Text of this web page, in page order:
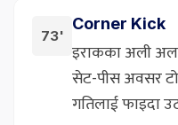
73'
Corner Kick
इराकका अली
सेट-पीस अवसर
गतिलाई फाइदा